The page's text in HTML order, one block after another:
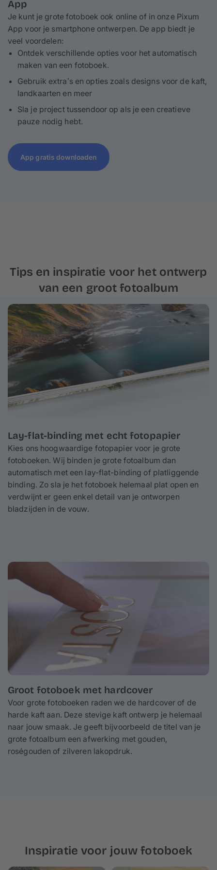
App
Je kunt je grote fotoboek ook online of in onze Pixum
App voor je smartphone ontwerpen. De app biedt je
veel voordelen:
Ontdek verschillende opties voor het automatisch
maken van een fotoboek.
Gebruik extra’s en opties zoals designs voor de kaft,
landkaarten en meer
Sla je project tussendoor op als je een creatieve
pauze nodig hebt.
App gratis downloaden
Tips en inspiratie voor het ontwerp
van een groot fotoalbum
Lay-flat-binding met echt fotopapier
Kies ons hoogwaardige fotopapier voor je grote
fotoboeken. Wij binden je grote fotoalbum dan
automatisch met een lay-flat-binding of platliggende
binding. Zo sla je het fotoboek helemaal plat open en
verdwijnt er geen enkel detail van je ontworpen
bladzijden in de vouw.
Groot fotoboek met hardcover
Voor grote fotoboeken raden we de hardcover of de
harde kaft aan. Deze stevige kaft ontwerp je helemaal
naar jouw smaak. Je geeft bijvoorbeeld de titel van je
grote fotoalbum een afwerking met gouden,
roségouden of zilveren lakopdruk.
Inspiratie voor jouw fotoboek